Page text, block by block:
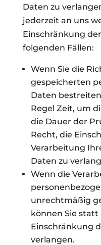
Daten zu
jederzeit an uns
Einschränkung
folgenden Fällen:
Wenn Sie die
gespeicherten
Daten
Regel Zeit, um
die Dauer der
Recht, die
Verarbeitung
Daten zu
Wenn die
unrechtmäßig
können Sie statt
Einschränkung
verlangen.